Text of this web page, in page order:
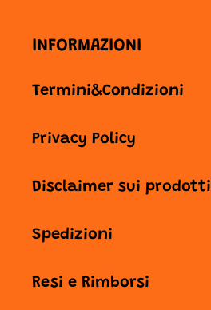
INFORMAZIONI
Termini&Condizioni
Privacy Policy
Disclaimer sui prodotti
Spedizioni
Resi e Rimborsi